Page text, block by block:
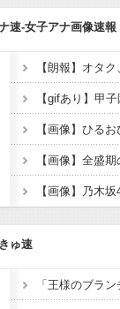
速‐女子アナ画像速報
ゅ速